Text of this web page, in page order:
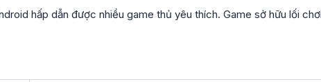
hấp dẫn được nhiều game thủ yêu thích. Game sở hữu lối